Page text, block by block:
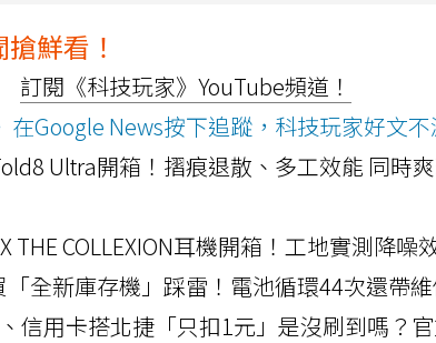
鮮看！
訂閱《科技玩家》YouTube頻道！
在Google News按下追蹤，科技玩家好文不
Ultra開箱！摺痕退散、多工效能 同時
THE COLLEXION耳機開箱！工地實測降
全新庫存機」踩雷！電池循環44次還帶
信用卡搭北捷「只扣1元」是沒刷到嗎？